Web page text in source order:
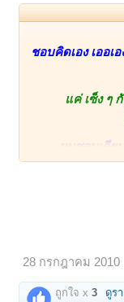
ชอบคิดเอง เออเ
แค่ เซ็ง ๆ
ผมชอบเลี
ตอน
28 กรกฎาคม 2010
ถูกใจ x3 ดูร